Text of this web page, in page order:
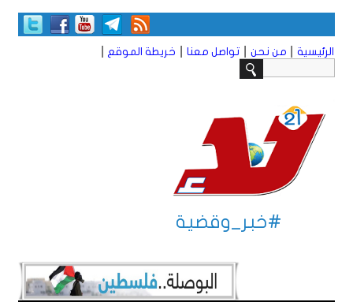
الرئيسية من نحن تواصل معنا خريطة الموقع
#خبر_وقضية